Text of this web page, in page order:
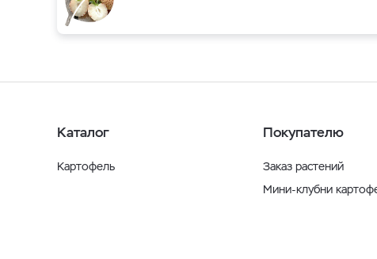
Каталог
Картофель
Покупателю
Заказ растений
Мини-клубни